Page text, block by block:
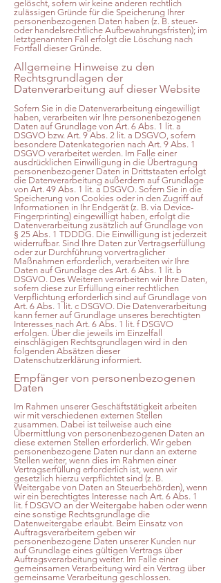
gelöscht, sofern wir keine anderen rechtlich
zulässigen Gründe für die Speicherung Ihrer
personenbezogenen Daten haben (z. B. steuer-
oder handelsrechtliche Aufbewahrungsfristen); im
letztgenannten Fall erfolgt die Löschung nach
Fortfall dieser Gründe.
Allgemeine Hinweise zu den
Rechtsgrundlagen der
Datenverarbeitung auf dieser Website
Sofern Sie in die Datenverarbeitung eingewilligt
haben, verarbeiten wir Ihre personenbezogenen
Daten auf Grundlage von Art. 6 Abs. 1 lit. a
DSGVO bzw. Art. 9 Abs. 2 lit. a DSGVO, sofern
besondere Datenkategorien nach Art. 9 Abs. 1
DSGVO verarbeitet werden. Im Falle einer
ausdrücklichen Einwilligung in die Übertragung
personenbezogener Daten in Drittstaaten erfolgt
die Datenverarbeitung außerdem auf Grundlage
von Art. 49 Abs. 1 lit. a DSGVO. Sofern Sie in die
Speicherung von Cookies oder in den Zugriff auf
Informationen in Ihr Endgerät (z. B. via Device-
Fingerprinting) eingewilligt haben, erfolgt die
Datenverarbeitung zusätzlich auf Grundlage von
§ 25 Abs. 1 TDDDG. Die Einwilligung ist jederzeit
widerrufbar. Sind Ihre Daten zur Vertragserfüllung
oder zur Durchführung vorvertraglicher
Maßnahmen erforderlich, verarbeiten wir Ihre
Daten auf Grundlage des Art. 6 Abs. 1 lit. b
DSGVO. Des Weiteren verarbeiten wir Ihre Daten,
sofern diese zur Erfüllung einer rechtlichen
Verpflichtung erforderlich sind auf Grundlage von
Art. 6 Abs. 1 lit. c DSGVO. Die Datenverarbeitung
kann ferner auf Grundlage unseres berechtigten
Interesses nach Art. 6 Abs. 1 lit. f DSGVO
erfolgen. Über die jeweils im Einzelfall
einschlägigen Rechtsgrundlagen wird in den
folgenden Absätzen dieser
Datenschutzerklärung informiert.
Empfänger von personenbezogenen
Daten
Im Rahmen unserer Geschäftstätigkeit arbeiten
wir mit verschiedenen externen Stellen
zusammen. Dabei ist teilweise auch eine
Übermittlung von personenbezogenen Daten an
diese externen Stellen erforderlich. Wir geben
personenbezogene Daten nur dann an externe
Stellen weiter, wenn dies im Rahmen einer
Vertragserfüllung erforderlich ist, wenn wir
gesetzlich hierzu verpflichtet sind (z. B.
Weitergabe von Daten an Steuerbehörden), wenn
wir ein berechtigtes Interesse nach Art. 6 Abs. 1
lit. f DSGVO an der Weitergabe haben oder wenn
eine sonstige Rechtsgrundlage die
Datenweitergabe erlaubt. Beim Einsatz von
Auftragsverarbeitern geben wir
personenbezogene Daten unserer Kunden nur
auf Grundlage eines gültigen Vertrags über
Auftragsverarbeitung weiter. Im Falle einer
gemeinsamen Verarbeitung wird ein Vertrag über
gemeinsame Verarbeitung geschlossen.